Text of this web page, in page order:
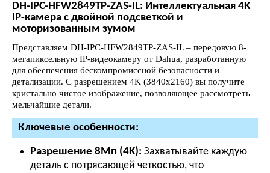
DH-IPC-HFW2849TP-ZAS-IL: Интеллектуальная 4K
IP-камера с двойной подсветкой и
моторизованным зумом
Представляем DH-IPC-HFW2849TP-ZAS-IL – передовую 8-
мегапиксельную IP-видеокамеру от Dahua, разработанную
для обеспечения бескомпромиссной безопасности и
детализации. С разрешением 4K (3840x2160) вы получите
кристально чистое изображение, позволяющее рассмотреть
мельчайшие детали.
Ключевые особенности:
Разрешение 8Мп (4K): Захватывайте каждую
деталь с потрясающей четкостью, что